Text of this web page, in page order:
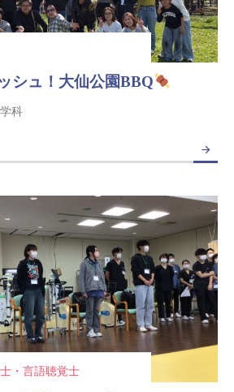
シュ！大仙公園BBQ
科
・言語聴覚士